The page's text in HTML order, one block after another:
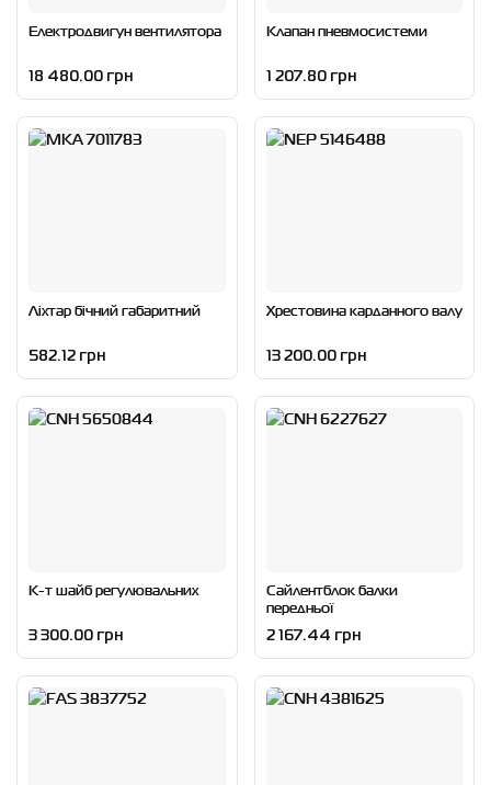
Електродвигун вентилятора
18 480.00 грн
Клапан пневмосистеми
1 207.80 грн
Ліхтар бічний габаритний
582.12 грн
Хрестовина карданного валу
13 200.00 грн
К-т шайб регулювальних
3 300.00 грн
Сайлентблок балки
передньої
2 167.44 грн